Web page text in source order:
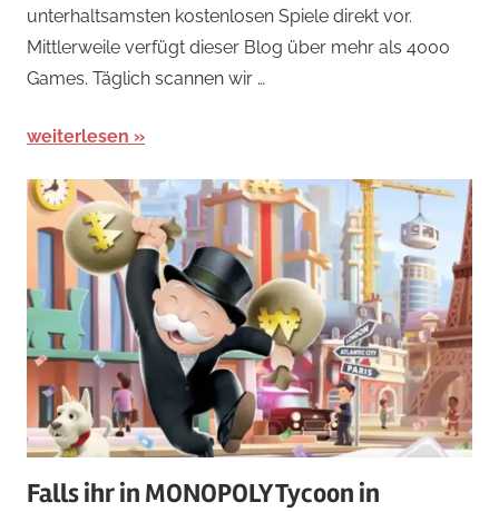
unterhaltsamsten kostenlosen Spiele direkt vor.
Mittlerweile verfügt dieser Blog über mehr als 4000
Games. Täglich scannen wir …
weiterlesen
Falls ihr in MONOPOLY Tycoon in